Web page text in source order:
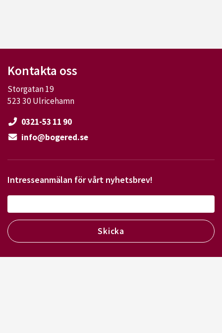
Kontakta oss
Storgatan 19
523 30 Ulricehamn
0321-53 11 90
info@bogered.se
Intresseanmälan för vårt nyhetsbrev!